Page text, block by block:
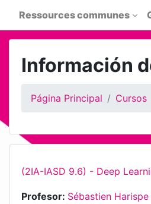
Ressources communes
Información
Página Principal Cursos
(2IA-IASD 9.6) - Deep
Profesor: Sébastien Harispe